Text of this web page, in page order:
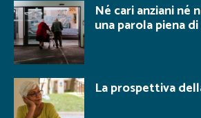
Né cari anziani né
una parola piena
La prospettiva